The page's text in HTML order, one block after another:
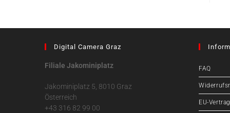
Digital Camera Graz
Filiale Jakominiplatz
Jakominiplatz 5, 8010 Graz
Österreich
+43 316 82 99 00
FAQ
EU-